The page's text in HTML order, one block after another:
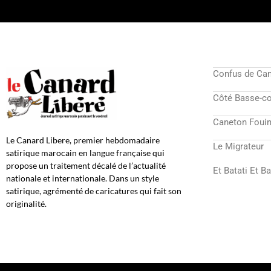
Le Canard Libere, premier hebdomadaire
satirique marocain en langue française qui
propose un traitement décalé de l’actualité
nationale et internationale. Dans un style
satirique, agrémenté de caricatures qui fait son
originalité.
Confus de
Côté Basse-
Caneton
Le Migrateur
Et Batati Et